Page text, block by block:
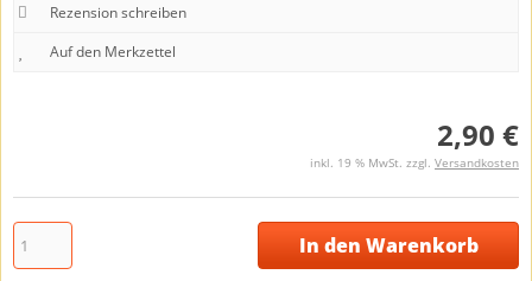
Rezension schreiben
2,90 €
inkl. 19 % MwSt. zzgl. Versandkosten
In den Warenkorb